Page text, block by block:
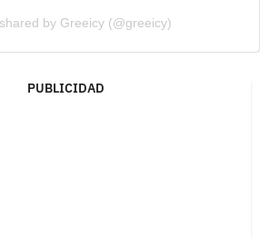
by Greeicy (@greeicy)
PUBLICIDAD